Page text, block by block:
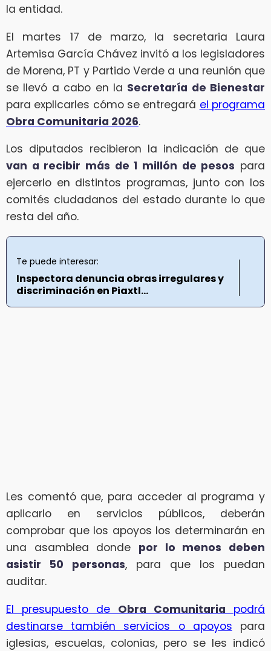
la entidad.
El martes 17 de marzo, la secretaria Laura
Artemisa García Chávez invitó a los legisladores
de Morena, PT y Partido Verde a una reunión que
se llevó a cabo en la Secretaría de Bienestar
para explicarles cómo se entregará el programa
Obra Comunitaria 2026.
Los diputados recibieron la indicación de que
van a recibir más de 1 millón de pesos para
ejercerlo en distintos programas, junto con los
comités ciudadanos del estado durante lo que
resta del año.
Te puede interesar:
Inspectora denuncia obras irregulares y
discriminación en Piaxtl...
Les comentó que, para acceder al programa y
aplicarlo en servicios públicos, deberán
comprobar que los apoyos los determinarán en
una asamblea donde por lo menos deben
asistir 50 personas, para que los puedan
auditar.
El presupuesto de Obra Comunitaria podrá
destinarse también servicios o apoyos para
iglesias, escuelas, colonias, pero se les indicó